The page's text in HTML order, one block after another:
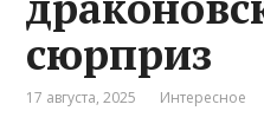
сюрприз
17 августа, 2025 Интересное